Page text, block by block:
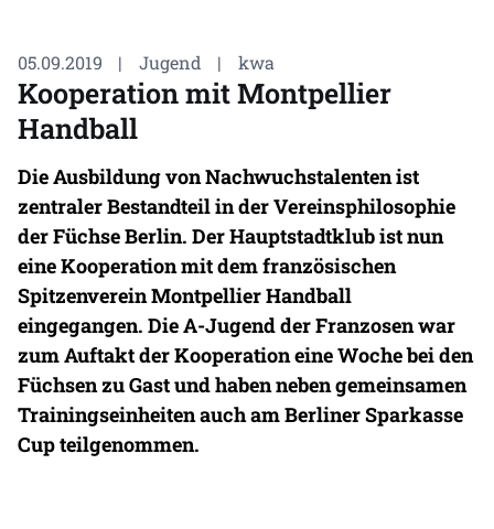
05.09.2019 | Jugend | kwa
Kooperation mit Montpellier
Handball
Die Ausbildung von Nachwuchstalenten ist
zentraler Bestandteil in der Vereinsphilosophie
der Füchse Berlin. Der Hauptstadtklub ist nun
eine Kooperation mit dem französischen
Spitzenverein Montpellier Handball
eingegangen. Die A-Jugend der Franzosen war
zum Auftakt der Kooperation eine Woche bei den
Füchsen zu Gast und haben neben gemeinsamen
Trainingseinheiten auch am Berliner Sparkasse
Cup teilgenommen.